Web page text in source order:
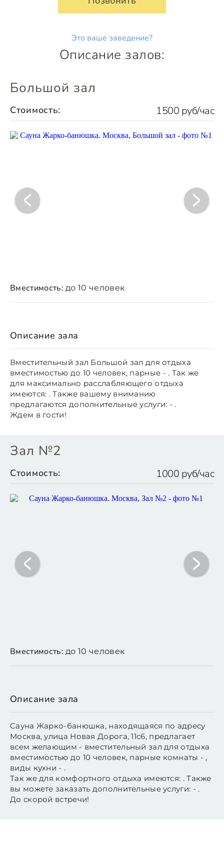
Это ваше заведение?
Описание залов:
Большой зал
Стоимость: 1500 руб/час
Вместимость: до 10 человек
Описание зала
Вместительный зал Большой зал для отдыха
вместимостью до 10 человек, парные - . Так же
для максимально расслабляющего отдыха
имеются: . Также вашему вниманию
предлагаются дополнительные услуги: - .
Ждем в гости!
Зал №2
Стоимость: 1000 руб/час
Вместимость: до 10 человек
Описание зала
Сауна Жарко-банюшка, находящаяся по адресу
Москва, улица Новая Дорога, 11с6, предлагает
всем желающим - вместительный зал для отдыха
вместимостью до 10 человек, парные комнаты - ,
виды кухни - .
Так же для комфортного отдыха имеются: . Также
вы можете заказать дополнительные услуги: - .
До скорой встречи!